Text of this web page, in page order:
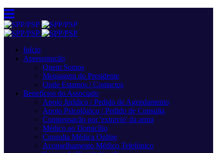
Início
Apresentação
Quem Somos
Mensagem do Presidente
Onde Estamos / Contactos
Benefícios do Associado
Apoio Jurídico / Pedido de Agendamento
Apoio Psicológico / Pedido de Consulta
Compensação por 'extravio' da arma
Médico ao Domicílio
Consulta Médica Online
Aconselhamento Médico Telefónico